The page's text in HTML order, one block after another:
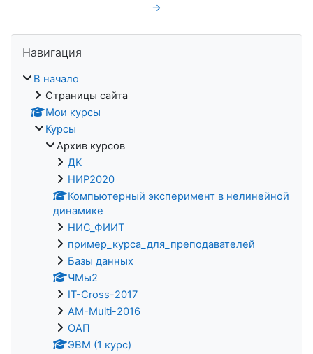
→
Навигация
В начало
Страницы сайта
Мои курсы
Курсы
Архив курсов
ДК
НИР2020
Компьютерный эксперимент в нелинейной
динамике
НИС_ФИИТ
пример_курса_для_преподавателей
Базы данных
ЧМы2
IT-Cross-2017
AM-Multi-2016
ОАП
ЭВМ (1 курс)